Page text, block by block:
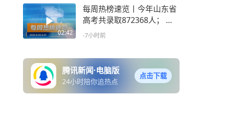
02:42
每周热榜速览丨今年山东省
高考共录取872368人； 落
地哈一杯！“青岛接机酒”来
-7小时前
腾讯新闻·电脑版
24小时陪你追热点
点击下载